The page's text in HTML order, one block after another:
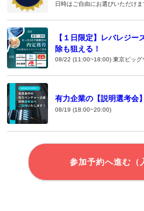
日時はご自由にお選びいただけま
【１日限定】レバレジ
除も狙える！
08/22 (11:00~18:00) 東京ビッグ
有力企業の【説明選考会
08/19 (18:00~20:00)
参加予約へ進む（